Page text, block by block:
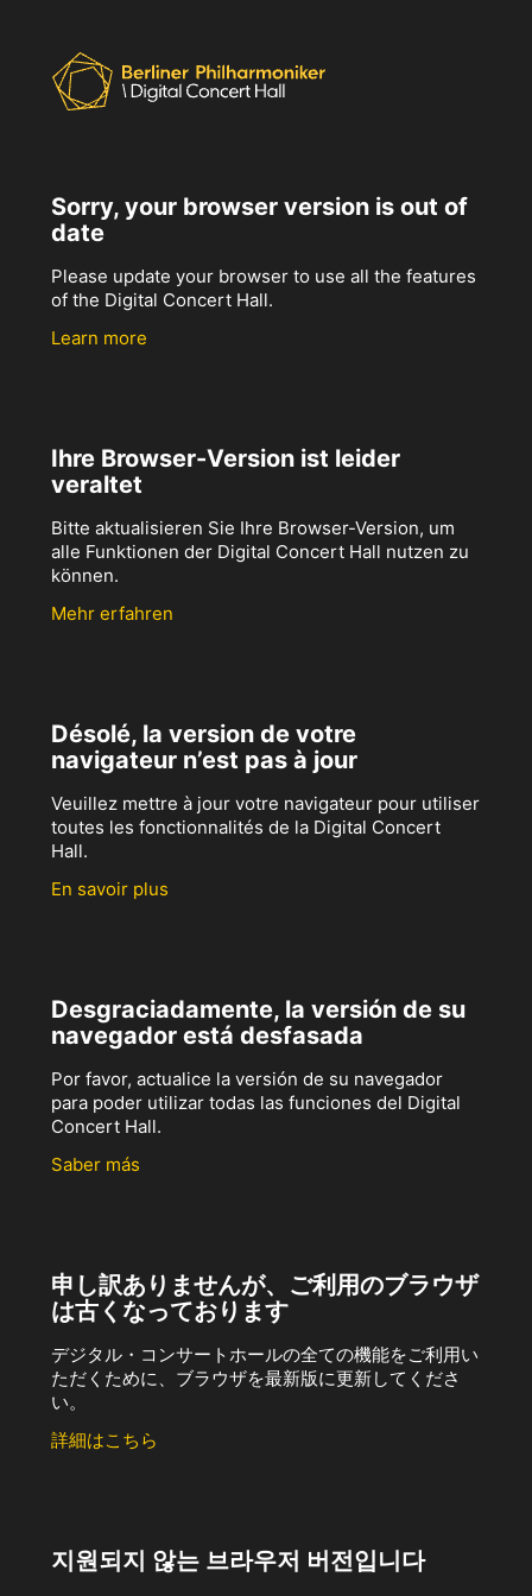
Sorry, your browser version is out of
date
Please update your browser to use all the features
of the Digital Concert Hall.
Learn more
Ihre Browser-Version ist leider
veraltet
Bitte aktualisieren Sie Ihre Browser-Version, um
alle Funktionen der Digital Concert Hall nutzen zu
können.
Mehr erfahren
Désolé, la version de votre
navigateur n’est pas à jour
Veuillez mettre à jour votre navigateur pour utiliser
toutes les fonctionnalités de la Digital Concert
Hall.
En savoir plus
Desgraciadamente, la versión de su
navegador está desfasada
Por favor, actualice la versión de su navegador
para poder utilizar todas las funciones del Digital
Concert Hall.
Saber más
申し訳ありませんが、ご利用のブラウザ
は古くなっております
デジタル・コンサートホールの全ての機能をご利用い
ただくために、ブラウザを最新版に更新してくださ
い。
詳細はこちら
지원되지 않는 브라우저 버전입니다